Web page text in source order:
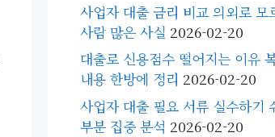
사업자 대출 금리 비교 의외로 모
사람 많은 사실 2026-02-20
대출로 신용점수 떨어지는 이유
내용 한방에 정리 2026-02-20
사업자 대출 필요 서류 실수하기
부분 집중 분석 2026-02-20